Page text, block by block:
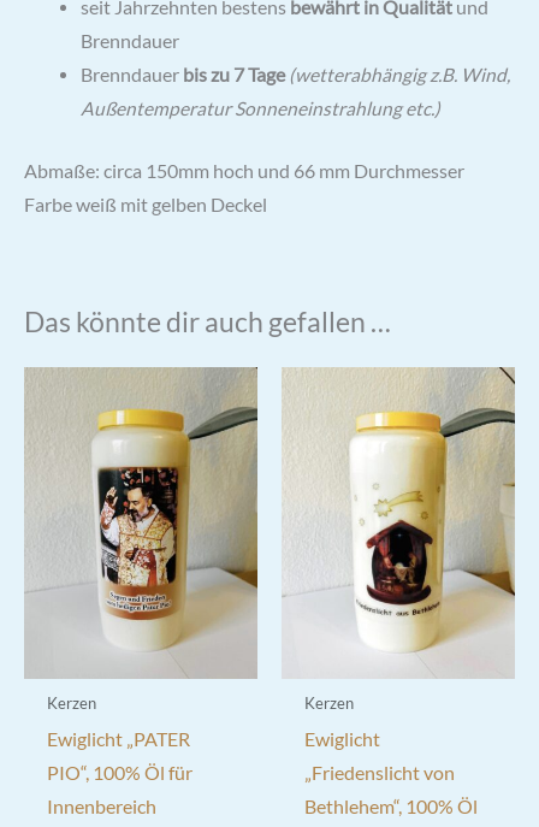
seit Jahrzehnten bestens bewährt in Qualitätund
Brenndauer
Brenndauer bis zu 7 Tage(wetterabhängig z.B. Wind,
Außentemperatur Sonneneinstrahlung etc.)
Abmaße: circa 150mm hoch und 66 mm Durchmesser
Farbe weiß mit gelben Deckel
Das könnte dir auch gefallen …
Kerzen
Ewiglicht „PATER
PIO“, 100% Öl für
Innenbereich
Kerzen
Ewiglicht
„Friedenslicht von
Bethlehem“, 100% Öl